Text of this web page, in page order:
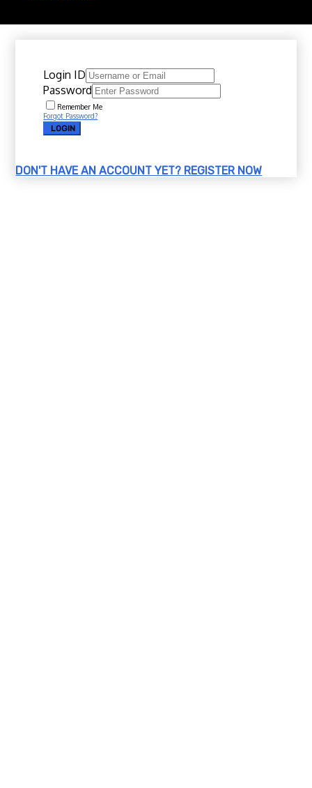
Login ID
Password
Remember Me
Forgot Password?
LOGIN
DON'T HAVE AN ACCOUNT YET? REGISTER NOW